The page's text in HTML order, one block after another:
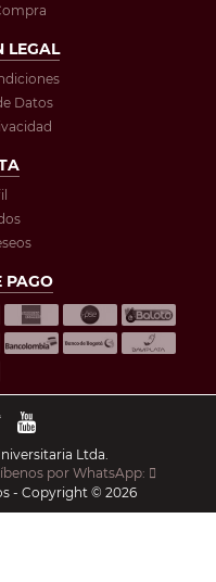
LEGAL
Datos
PAGO
Ltda.
por WhatsApp:
- Copyright © 2026